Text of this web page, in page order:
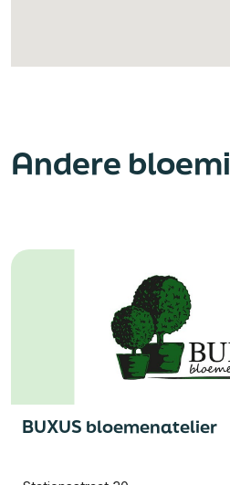
Andere
BUXUS bloemenatelier